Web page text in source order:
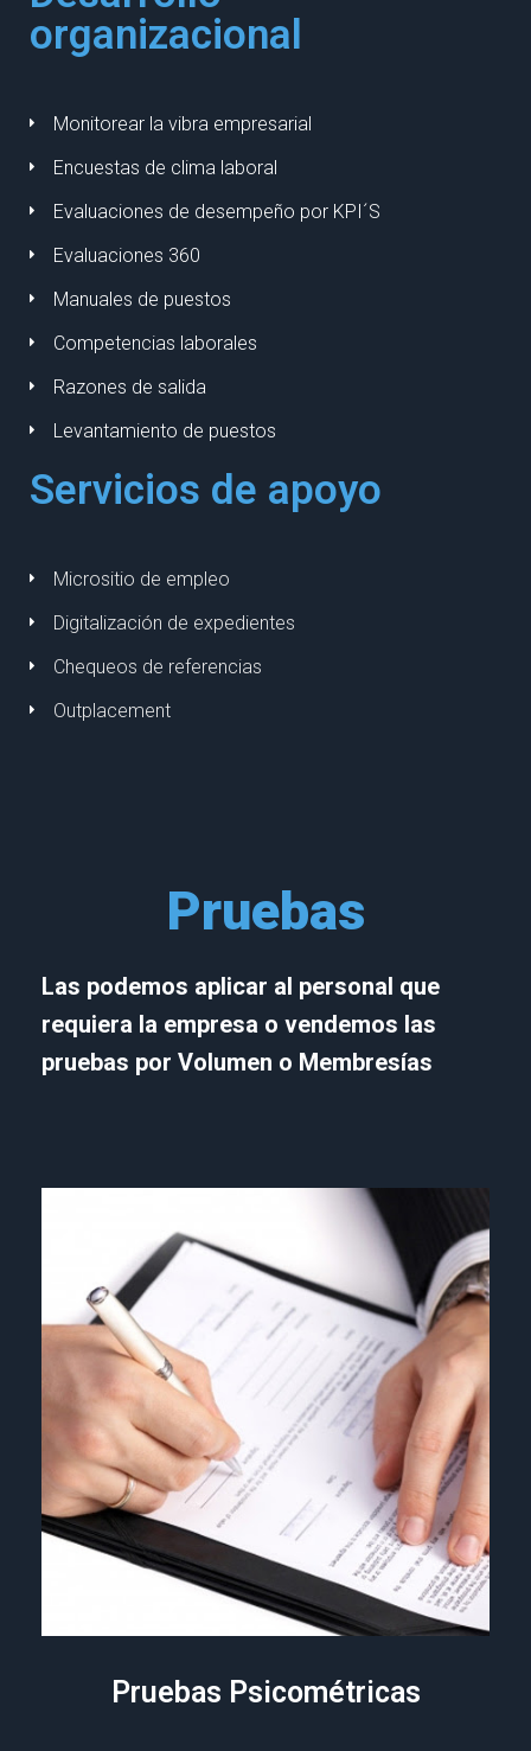
organizacional
Monitorear la vibra empresarial
Encuestas de clima laboral
Evaluaciones de desempeño por KPI´S
Evaluaciones 360
Manuales de puestos
Competencias laborales
Razones de salida
Levantamiento de puestos
Servicios de apoyo
Micrositio de empleo
Digitalización de expedientes
Chequeos de referencias
Outplacement
Pruebas
Las podemos aplicar al personal que
requiera la empresa o vendemos las
pruebas por Volumen o Membresías
Pruebas Psicométricas